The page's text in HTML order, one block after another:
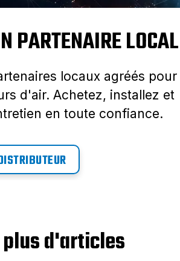
PARTENAIRE LOCAL
locaux agréés pour
d'air. Achetez, installez et
en toute confiance.
d'articles